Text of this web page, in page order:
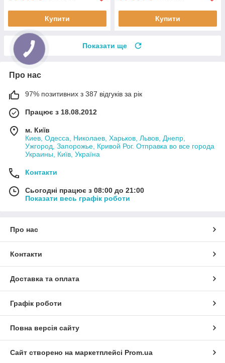
Купити Купити
Показати ще
Про нас
97% позитивних з 387 відгуків за рік
Працює з 18.08.2012
м. Київ
Киев, Одесса, Николаев, Харьков, Львов, Днепр,
Ужгород, Запорожье, Кривой Рог. Отправка во все города
Украины, Київ, Україна
Контакти
Сьогодні працює з 08:00 до 21:00
Показати весь графік роботи
Про нас
Контакти
Доставка та оплата
Графік роботи
Повна версія сайту
Сайт створено на маркетплейсі Prom.ua